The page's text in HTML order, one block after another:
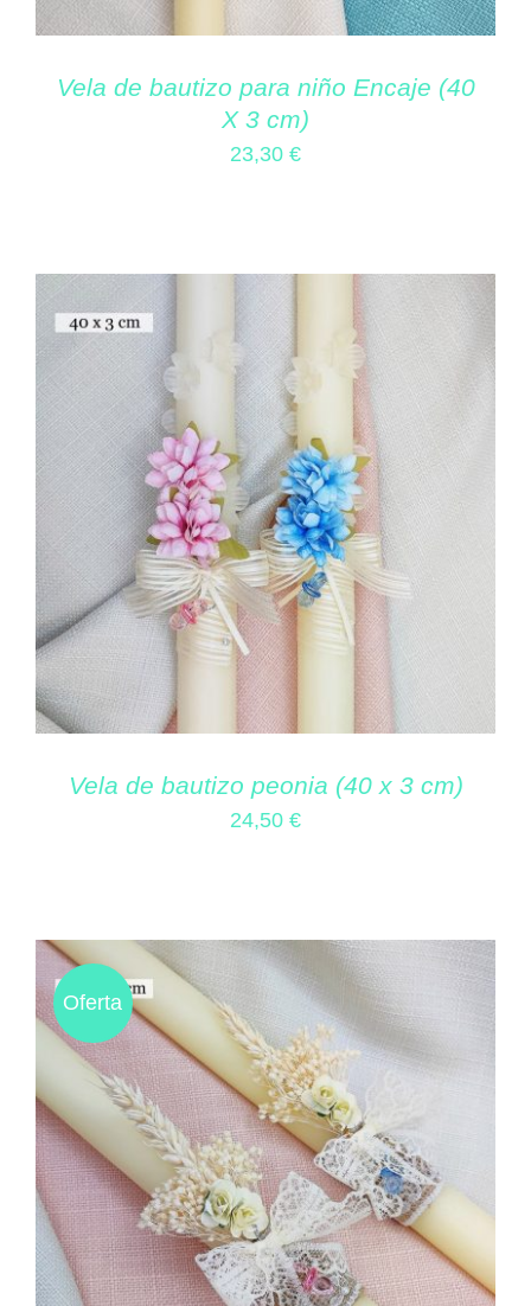
Vela de bautizo para niño Encaje (40
X 3 cm)
23,30 €
Vela de bautizo peonia (40 x 3 cm)
24,50 €
Oferta